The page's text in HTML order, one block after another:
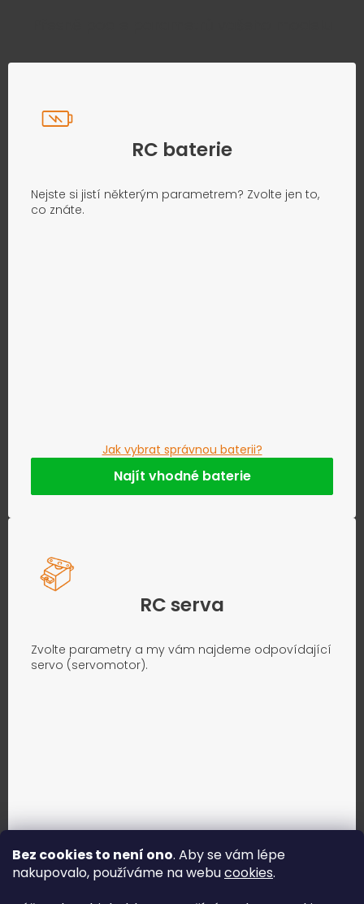
Bez cookies to není ono. Aby se vám lépe
nakupovalo, používáme na webucookies.
RC baterie
Nejste si jistí některým parametrem? Zvolte jen to,
co znáte.
Jak vybrat správnou baterii?
Najít vhodné baterie
RC serva
Zvolte parametry a my vám najdeme odpovídající
servo (servomotor).